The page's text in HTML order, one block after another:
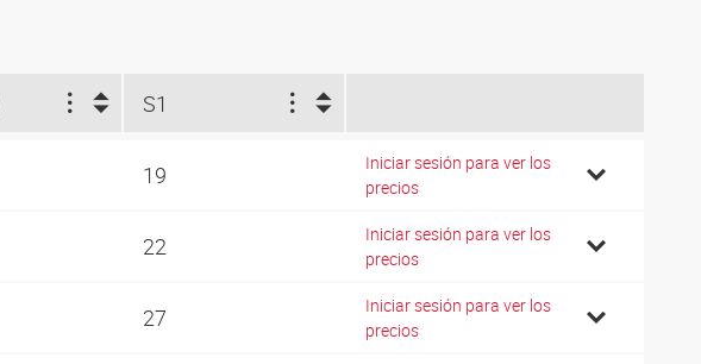
S1
19
Iniciar sesión para ver los
precios
22
Iniciar sesión para ver los
precios
27
Iniciar sesión para ver los
precios